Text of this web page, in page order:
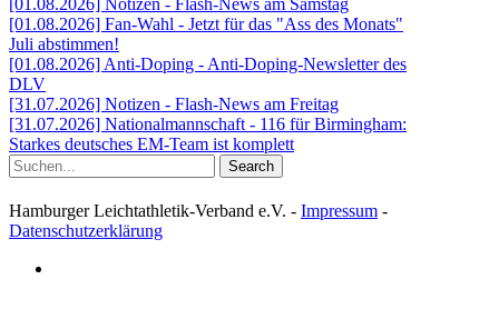
[01.08.2026] Notizen - Flash-News am Samstag
[01.08.2026] Fan-Wahl - Jetzt für das "Ass des Monats"
Juli abstimmen!
[01.08.2026] Anti-Doping - Anti-Doping-Newsletter des
DLV
[31.07.2026] Notizen - Flash-News am Freitag
[31.07.2026] Nationalmannschaft - 116 für Birmingham:
Starkes deutsches EM-Team ist komplett
Search
Hamburger Leichtathletik-Verband e.V. - Impressum -
Datenschutzerklärung